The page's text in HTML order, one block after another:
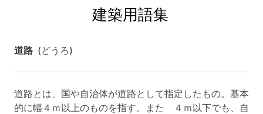
建築用語集
道路 (どうろ)
道路とは、国や自治体が道路として指定したもの。基本
的に幅４ｍ以上のものを指す。また ４ｍ以下でも、自